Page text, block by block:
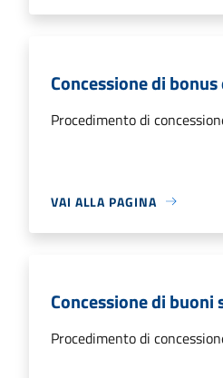
Concessione di
Procedimento di
VAI ALLA PAGINA
Concessione di buoni
Procedimento di